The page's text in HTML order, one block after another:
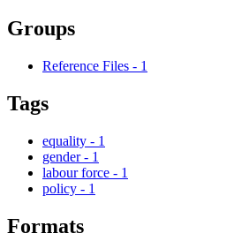
Groups
Reference Files - 1
Tags
equality - 1
gender - 1
labour force - 1
policy - 1
Formats